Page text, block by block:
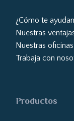
¿Cómo te
Nuestras
Nuestras oficinas
Trabaja con
Productos